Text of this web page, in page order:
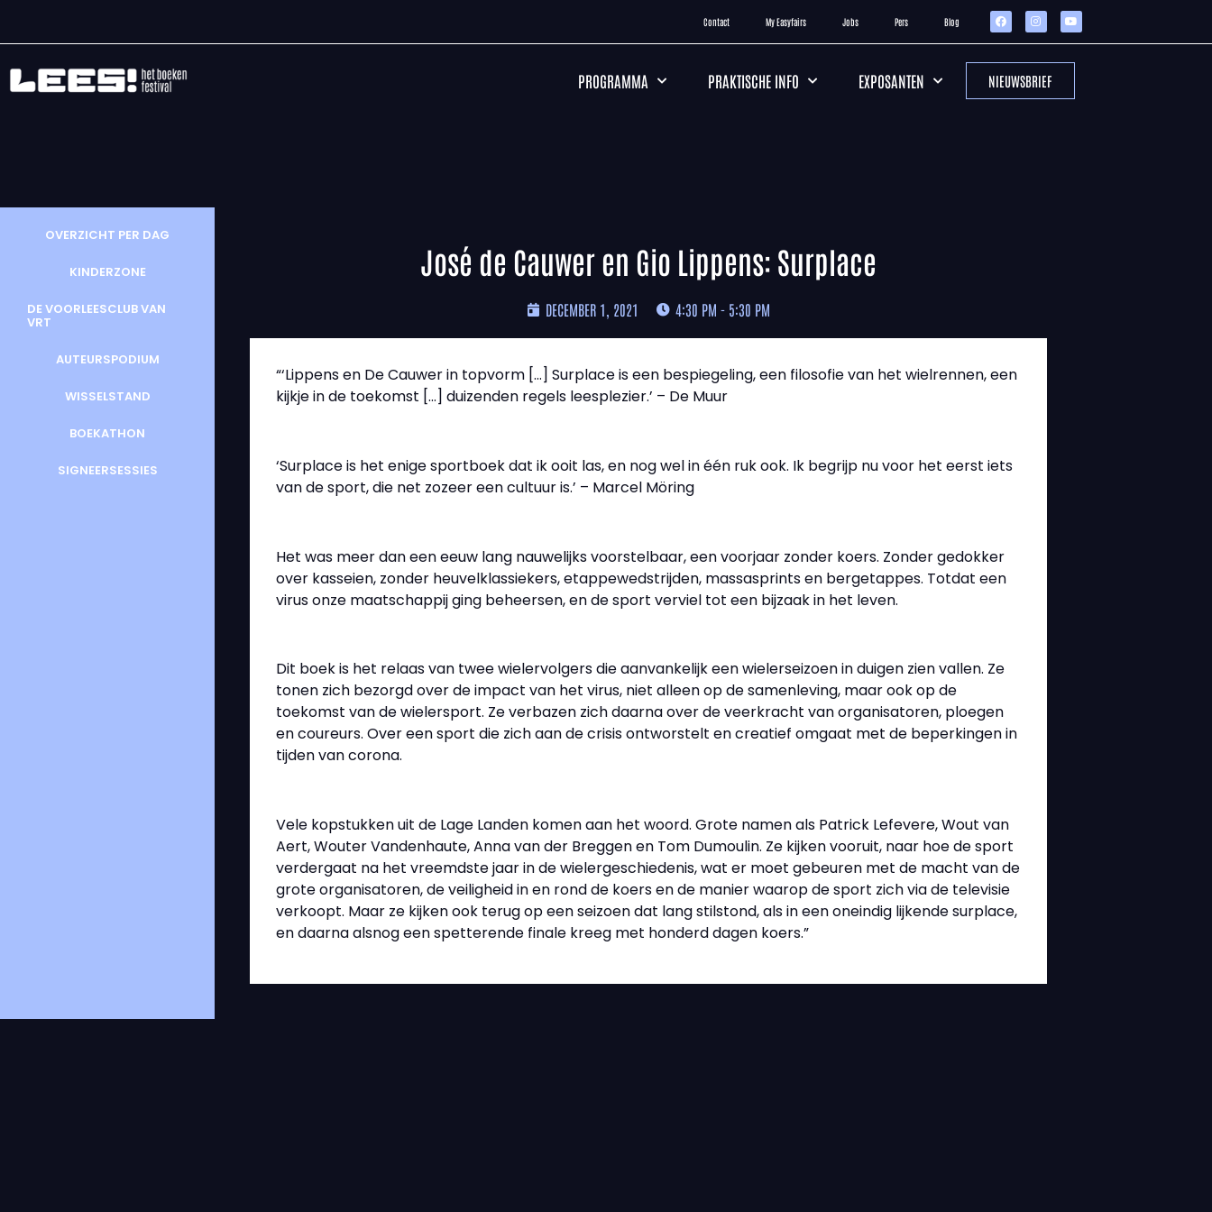
Contact My Easyfairs Jobs Pers Blog
PROGRAMMA PRAKTISCHE INFO EXPOSANTEN NIEUWSBRIEF
OVERZICHT PER DAG
KINDERZONE
DE VOORLEESCLUB VAN
VRT
AUTEURSPODIUM
WISSELSTAND
BOEKATHON
SIGNEERSESSIES
José de Cauwer en Gio Lippens: Surplace
DECEMBER 1, 2021 4:30 PM - 5:30 PM
“‘Lippens en De Cauwer in topvorm […] Surplace is een bespiegeling, een filosofie van het wielrennen, een
kijkje in de toekomst […] duizenden regels leesplezier.’ – De Muur
‘Surplace is het enige sportboek dat ik ooit las, en nog wel in één ruk ook. Ik begrijp nu voor het eerst iets
van de sport, die net zozeer een cultuur is.’ – Marcel Möring
Het was meer dan een eeuw lang nauwelijks voorstelbaar, een voorjaar zonder koers. Zonder gedokker
over kasseien, zonder heuvelklassiekers, etappewedstrijden, massasprints en bergetappes. Totdat een
virus onze maatschappij ging beheersen, en de sport verviel tot een bijzaak in het leven.
Dit boek is het relaas van twee wielervolgers die aanvankelijk een wielerseizoen in duigen zien vallen. Ze
tonen zich bezorgd over de impact van het virus, niet alleen op de samenleving, maar ook op de
toekomst van de wielersport. Ze verbazen zich daarna over de veerkracht van organisatoren, ploegen
en coureurs. Over een sport die zich aan de crisis ontworstelt en creatief omgaat met de beperkingen in
tijden van corona.
Vele kopstukken uit de Lage Landen komen aan het woord. Grote namen als Patrick Lefevere, Wout van
Aert, Wouter Vandenhaute, Anna van der Breggen en Tom Dumoulin. Ze kijken vooruit, naar hoe de sport
verdergaat na het vreemdste jaar in de wielergeschiedenis, wat er moet gebeuren met de macht van de
grote organisatoren, de veiligheid in en rond de koers en de manier waarop de sport zich via de televisie
verkoopt. Maar ze kijken ook terug op een seizoen dat lang stilstond, als in een oneindig lijkende surplace,
en daarna alsnog een spetterende finale kreeg met honderd dagen koers.”